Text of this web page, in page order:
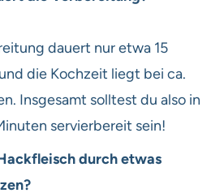
dauert nur etwa 15
die Kochzeit liegt bei ca.
Insgesamt solltest du also in
servierbereit sein!
durch etwas